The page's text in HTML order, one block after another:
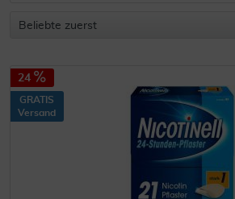
24
GRATIS
Versand